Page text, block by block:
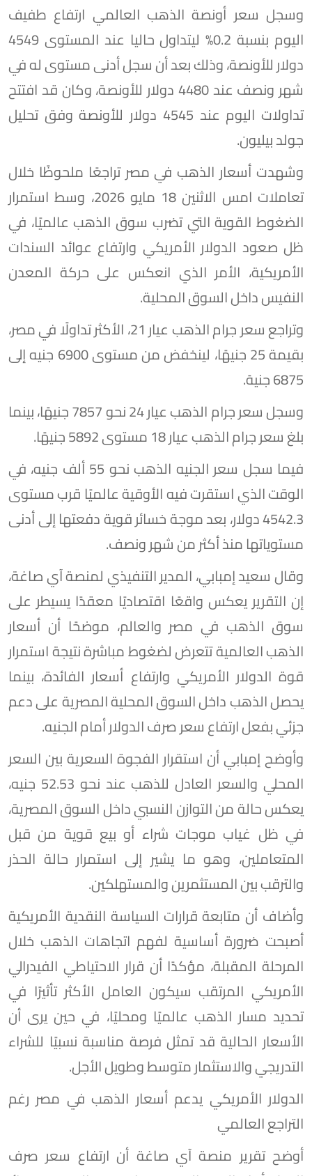
وسجل سعر أونصة الذهب العالمي ارتفاع طفيف
اليوم بنسبة 0.2% ليتداول حاليا عند المستوى 4549
دولار للأونصة، وذلك بعد أن سجل أدنى مستوى له في
شهر ونصف عند 4480 دولار للأونصة، وكان قد افتتح
تداولات اليوم عند 4545 دولار للأونصة وفق تحليل
جولد بيليون.
وشهدت أسعار الذهب في مصر تراجعًا ملحوظًا خلال
تعاملات امس الاثنين 18 مايو 2026، وسط استمرار
الضغوط القوية التي تضرب سوق الذهب عالميًا، في
ظل صعود الدولار الأمريكي وارتفاع عوائد السندات
الأمريكية، الأمر الذي انعكس على حركة المعدن
النفيس داخل السوق المحلية.
وتراجع سعر جرام الذهب عيار 21، الأكثر تداولًا في مصر،
بقيمة 25 جنيهًا، لينخفض من مستوى 6900 جنيه إلى
6875 جنيهً.
وسجل سعر جرام الذهب عيار 24 نحو 7857 جنيهًا، بينما
بلغ سعر جرام الذهب عيار 18 مستوى 5892 جنيهًا.
فيما سجل سعر الجنيه الذهب نحو 55 ألف جنيه، في
الوقت الذي استقرت فيه الأوقية عالميًا قرب مستوى
4542.3 دولار، بعد موجة خسائر قوية دفعتها إلى أدنى
مستوياتها منذ أكثر من شهر ونصف.
وقال سعيد إمبابي، المدير التنفيذي لمنصة آي صاغة،
إن التقرير يعكس واقعًا اقتصاديًا معقدًا يسيطر على
سوق الذهب في مصر والعالم، موضحًا أن أسعار
الذهب العالمية تتعرض لضغوط مباشرة نتيجة استمرار
قوة الدولار الأمريكي وارتفاع أسعار الفائدة، بينما
يحصل الذهب داخل السوق المحلية المصرية على دعم
جزئي بفعل ارتفاع سعر صرف الدولار أمام الجنيه.
وأوضح إمبابي أن استقرار الفجوة السعرية بين السعر
المحلي والسعر العادل للذهب عند نحو 52.53 جنيه،
يعكس حالة من التوازن النسبي داخل السوق المصرية،
في ظل غياب موجات شراء أو بيع قوية من قبل
المتعاملين، وهو ما يشير إلى استمرار حالة الحذر
والترقب بين المستثمرين والمستهلكين.
وأضاف أن متابعة قرارات السياسة النقدية الأمريكية
أصبحت ضرورة أساسية لفهم اتجاهات الذهب خلال
المرحلة المقبلة، مؤكدًا أن قرار الاحتياطي الفيدرالي
الأمريكي المرتقب سيكون العامل الأكثر تأثيرًا في
تحديد مسار الذهب عالميًا ومحليًا، في حين يرى أن
الأسعار الحالية قد تمثل فرصة مناسبة نسبيًا للشراء
التدريجي والاستثمار متوسط وطويل الأجل.
الدولار الأمريكي يدعم أسعار الذهب في مصر رغم
التراجع العالمي
أوضح تقرير منصة آي صاغة أن ارتفاع سعر صرف